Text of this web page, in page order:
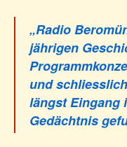
„Radio
jährigen
und
längst Eingang
Gedächtnis